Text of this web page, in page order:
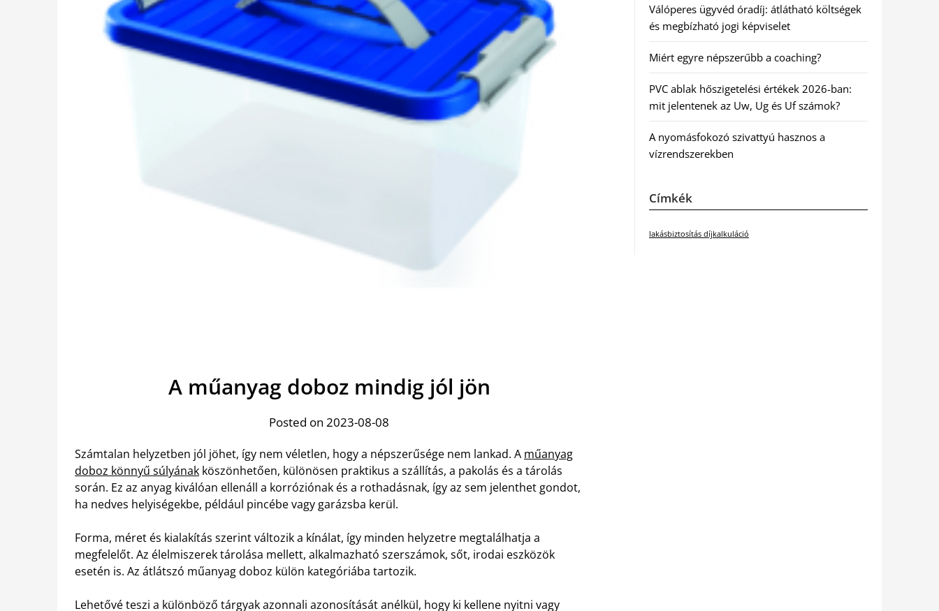
A műanyag doboz mindig jól jön
Posted on 2023-08-08
Számtalan helyzetben jól jöhet, így nem véletlen, hogy a népszerűsége nem lankad. A műanyag
doboz könnyű súlyának köszönhetően, különösen praktikus a szállítás, a pakolás és a tárolás
során. Ez az anyag kiválóan ellenáll a korróziónak és a rothadásnak, így az sem jelenthet gondot,
ha nedves helyiségekbe, például pincébe vagy garázsba kerül.
Forma, méret és kialakítás szerint változik a kínálat, így minden helyzetre megtalálhatja a
megfelelőt. Az élelmiszerek tárolása mellett, alkalmazható szerszámok, sőt, irodai eszközök
esetén is. Az átlátszó műanyag doboz külön kategóriába tartozik.
Lehetővé teszi a különböző tárgyak azonnali azonosítását anélkül, hogy ki kellene nyitni vagy
Válóperes ügyvéd óradíj: átlátható költségek
és megbízható jogi képviselet
Miért egyre népszerűbb a coaching?
PVC ablak hőszigetelési értékek 2026-ban:
mit jelentenek az Uw, Ug és Uf számok?
A nyomásfokozó szivattyú hasznos a
vízrendszerekben
Címkék
lakásbiztosítás díjkalkuláció